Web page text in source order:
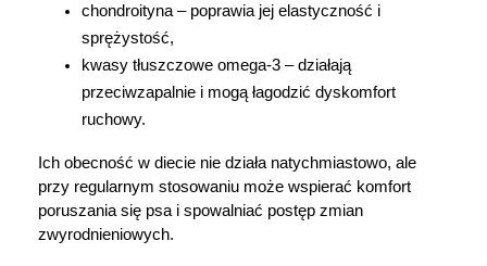
chondroityna – poprawia jej elastyczność i
sprężystość,
kwasy tłuszczowe omega-3 – działają
przeciwzapalnie i mogą łagodzić dyskomfort
ruchowy.
Ich obecność w diecie nie działa natychmiastowo, ale
przy regularnym stosowaniu może wspierać komfort
poruszania się psa i spowalniać postęp zmian
zwyrodnieniowych.